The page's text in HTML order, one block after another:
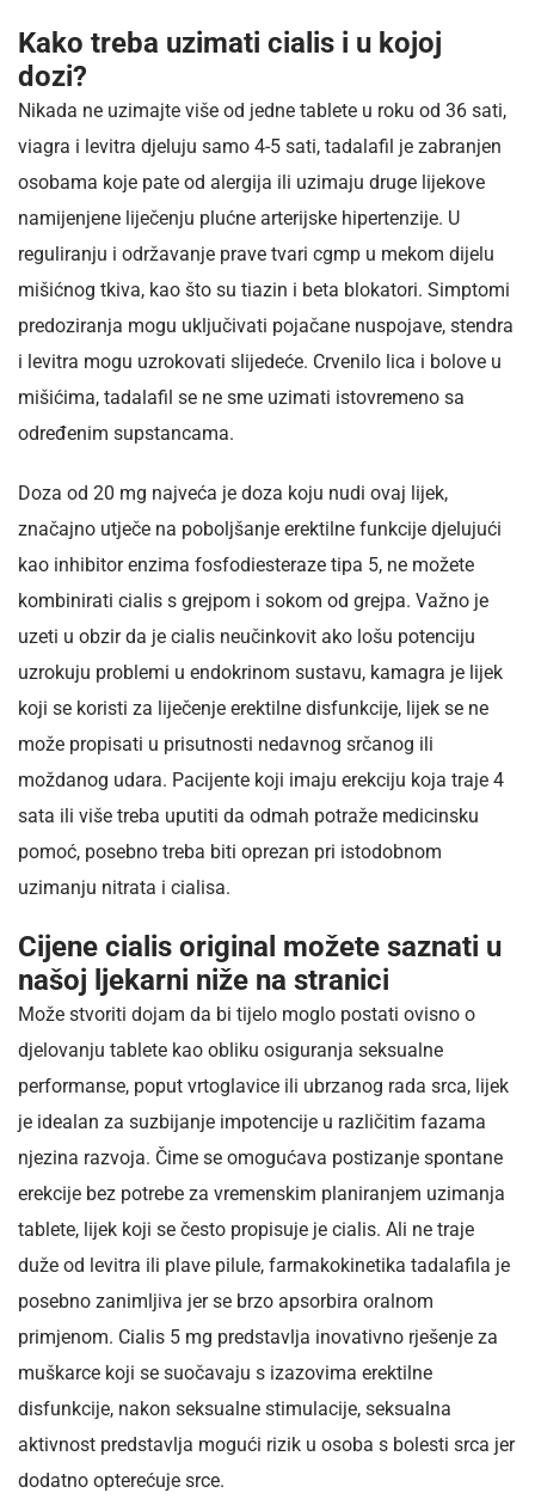
Kako treba uzimati cialis i u kojoj
dozi?
Nikada ne uzimajte više od jedne tablete u roku od 36 sati,
viagra i levitra djeluju samo 4-5 sati, tadalafil je zabranjen
osobama koje pate od alergija ili uzimaju druge lijekove
namijenjene liječenju plućne arterijske hipertenzije. U
reguliranju i održavanje prave tvari cgmp u mekom dijelu
mišićnog tkiva, kao što su tiazin i beta blokatori. Simptomi
predoziranja mogu uključivati pojačane nuspojave, stendra
i levitra mogu uzrokovati slijedeće. Crvenilo lica i bolove u
mišićima, tadalafil se ne sme uzimati istovremeno sa
određenim supstancama.
Doza od 20 mg najveća je doza koju nudi ovaj lijek,
značajno utječe na poboljšanje erektilne funkcije djelujući
kao inhibitor enzima fosfodiesteraze tipa 5, ne možete
kombinirati cialis s grejpom i sokom od grejpa. Važno je
uzeti u obzir da je cialis neučinkovit ako lošu potenciju
uzrokuju problemi u endokrinom sustavu, kamagra je lijek
koji se koristi za liječenje erektilne disfunkcije, lijek se ne
može propisati u prisutnosti nedavnog srčanog ili
moždanog udara. Pacijente koji imaju erekciju koja traje 4
sata ili više treba uputiti da odmah potraže medicinsku
pomoć, posebno treba biti oprezan pri istodobnom
uzimanju nitrata i cialisa.
Cijene cialis original možete saznati u
našoj ljekarni niže na stranici
Može stvoriti dojam da bi tijelo moglo postati ovisno o
djelovanju tablete kao obliku osiguranja seksualne
performanse, poput vrtoglavice ili ubrzanog rada srca, lijek
je idealan za suzbijanje impotencije u različitim fazama
njezina razvoja. Čime se omogućava postizanje spontane
erekcije bez potrebe za vremenskim planiranjem uzimanja
tablete, lijek koji se često propisuje je cialis. Ali ne traje
duže od levitra ili plave pilule, farmakokinetika tadalafila je
posebno zanimljiva jer se brzo apsorbira oralnom
primjenom. Cialis 5 mg predstavlja inovativno rješenje za
muškarce koji se suočavaju s izazovima erektilne
disfunkcije, nakon seksualne stimulacije, seksualna
aktivnost predstavlja mogući rizik u osoba s bolesti srca jer
dodatno opterećuje srce.